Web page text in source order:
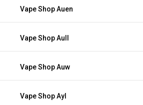
Vape Shop Auen
Vape Shop Aull
Vape Shop Auw
Vape Shop Ayl